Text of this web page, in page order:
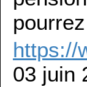
https://
03 juin